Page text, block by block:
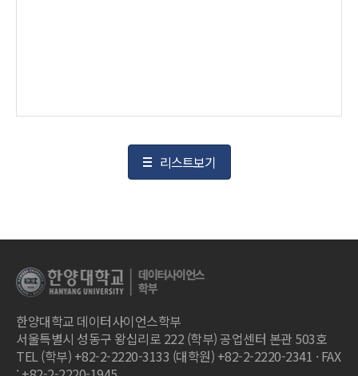
리스트보기
한양대학교 데이터사이언스학부
서울특별시 성동구 왕십리로 222 (학부) 공업센터 본관 503호
TEL (학부) +82-2-2220-3133 (대학원) +82-2-2220-2341 · FAX